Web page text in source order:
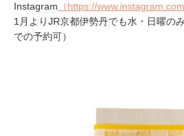
Instagram （https://
1月よりJR京都伊勢丹でも水・日曜の
での予約可）